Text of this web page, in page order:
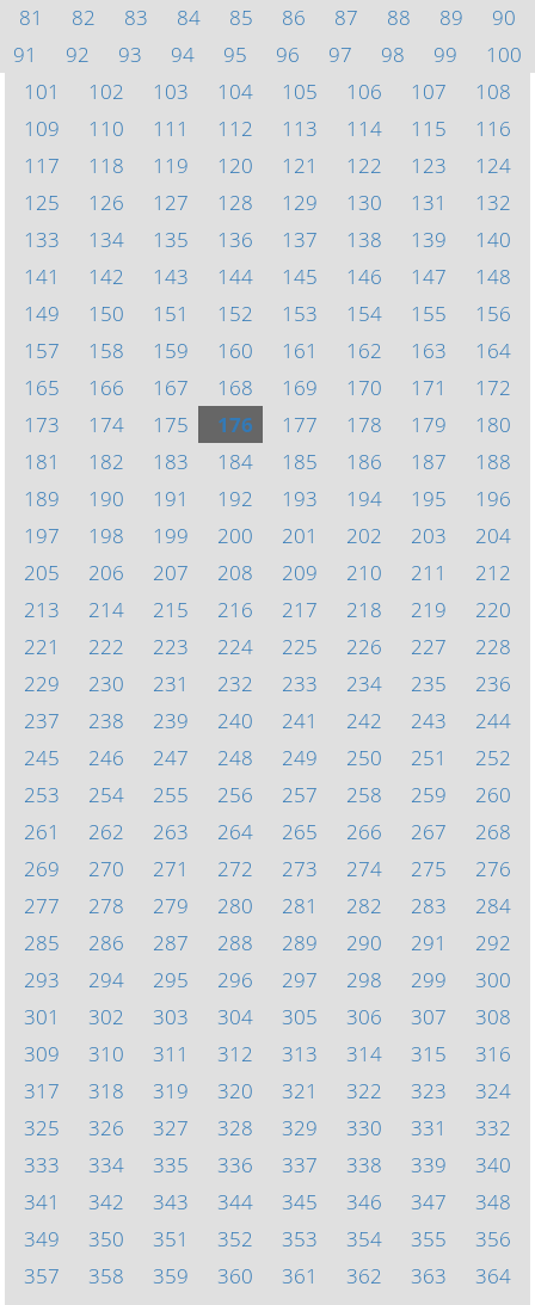
81
82 83 84 85 86 87 88 89
90
91
92 93 94 95 96 97 98 99
100
101
102 103 104 105 106 107
108
109
110 111 112 113 114 115
116
117
118 119 120 121 122 123
124
125
126 127 128 129 130 131
132
133
134 135 136 137 138 139
140
141
142 143 144 145 146 147
148
149
150 151 152 153 154 155
156
157
158 159 160 161 162 163
164
165
166 167 168 169 170 171
172
173
174 175 176 177 178 179
180
181
182 183 184 185 186 187
188
189
190 191 192 193 194 195
196
197
198 199 200 201 202 203
204
205
206 207 208 209 210 211
212
213
214 215 216 217 218 219
220
221
222 223 224 225 226 227
228
229
230 231 232 233 234 235
236
237
238 239 240 241 242 243
244
245
246 247 248 249 250 251
252
253
254 255 256 257 258 259
260
261
262 263 264 265 266 267
268
269
270 271 272 273 274 275
276
277
278 279 280 281 282 283
284
285
286 287 288 289 290 291
292
293
294 295 296 297 298 299
300
301
302 303 304 305 306 307
308
309
310 311 312 313 314 315
316
317
318 319 320 321 322 323
324
325
326 327 328 329 330 331
332
333
334 335 336 337 338 339
340
341
342 343 344 345 346 347
348
349
350 351 352 353 354 355
356
357
358 359 360 361 362 363
364